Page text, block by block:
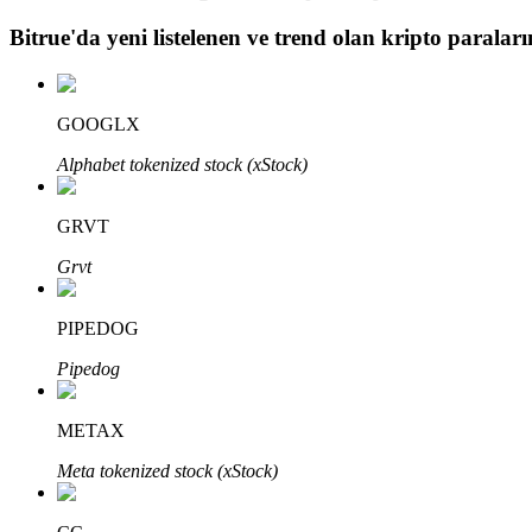
BTR Kilitleme
BTR sahiplerine özel yatırımlar
Krediler
Kripto destekli borçlanma hizmeti
Bitrue'da yeni listelenen ve trend olan kripto
GOOGLX
Alphabet tokenized stock (xStock)
GRVT
Grvt
PIPEDOG
Pipedog
METAX
Meta tokenized stock (xStock)